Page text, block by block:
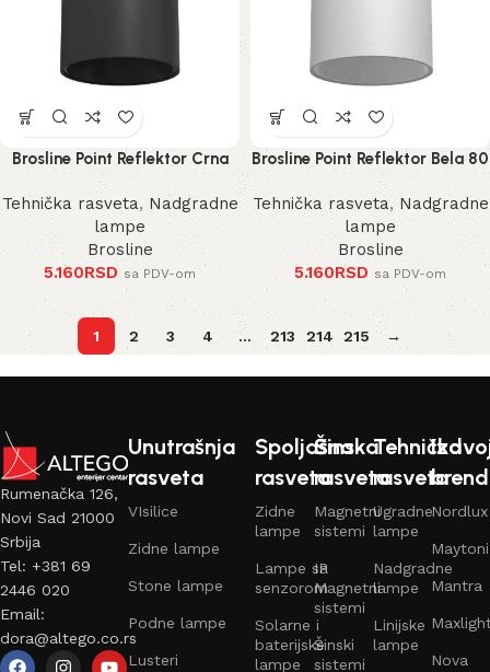
Brosline Point Reflektor Crna
80 mm 115 mm
Tehnička rasveta,Nadgradne
lampe
Brosline
5.160RSD sa PDV-om
Brosline Point Reflektor Bela 80
mm 115 mm
Tehnička rasveta, Nadgradne
lampe
Brosline
5.160RSD sa PDV-om
1 2 3 4 … 213 214 215 →
Rumenačka 126,
Novi Sad 21000
Srbija
Tel: +381 69
2446 020
Email:
dora@altego.co.rs
Unutrašnja
rasveta
VIsilice
Zidne lampe
Stone lampe
Podne lampe
Lusteri
Spoljašna
rasveta
Zidne
lampe
Lampe sa
senzorom
Solarne i
baterijske
lampe
Šinska
rasveta
Magnetni
sistemi
IP
Magnetni
sistemi
Šinski
sistemi
Tehnička
rasveta
Ugradne
lampe
Nadgradne
lampe
Linijske
lampe
Nordlux
Maytoni
Mantra
Nova